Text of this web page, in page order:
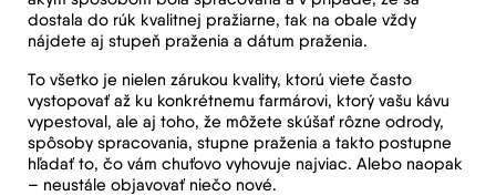
dostala do rúk kvalitnej pražiarne, tak na obale vždy
nájdete aj stupeň praženia a dátum praženia.
To všetko je nielen zárukou kvality, ktorú viete často
vystopovať až ku konkrétnemu farmárovi, ktorý vašu kávu
vypestoval, ale aj toho, že môžete skúšať rôzne odrody,
spôsoby spracovania, stupne praženia a takto postupne
hľadať to, čo vám chuťovo vyhovuje najviac. Alebo naopak
– neustále objavovať niečo nové.